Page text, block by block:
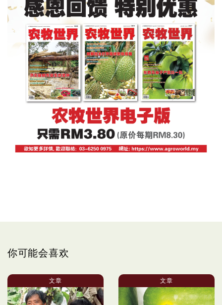
你可能会喜欢
文章 文章